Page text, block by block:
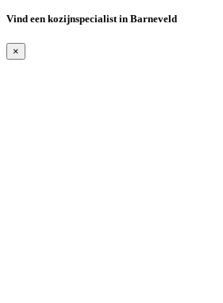
Vind een kozijnspecialist in Barneveld
×